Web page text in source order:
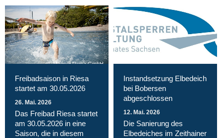
Magnet Riesa GmbH
Freibadsaison in Riesa
startet am 30.05.2026
26. Mai. 2026
Das Freibad Riesa startet
am 30.05.2026 in eine
Saison, die in diesem
Instandsetzung Elbedeich
bei Bobersen
abgeschlossen
12. Mai. 2026
Die Sanierung des
Elbedeiches im Zeithainer